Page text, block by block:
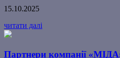
15.10.2025
читати далі
Партнери компанії